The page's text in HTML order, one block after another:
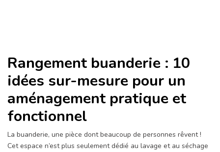
Rangement buanderie : 10
idées sur-mesure pour un
aménagement pratique et
fonctionnel
La buanderie, une pièce dont beaucoup de personnes rêvent !
Cet espace n’est plus seulement dédié au lavage et au séchage